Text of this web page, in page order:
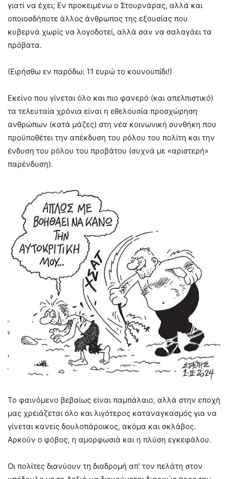
γιατί να έχει; Εν προκειμένω ο Στουρνάρας, αλλά και
οποιοσδήποτε άλλος άνθρωπος της εξουσίας που
κυβερνά χωρίς να λογοδοτεί, αλλά σαν να σαλαγάει τα
πρόβατα.
(Ειρήσθω εν παρόδω: 11 ευρώ το κουνουπίδι!)
Εκείνο που γίνεται όλο και πιο φανερό (και απελπιστικό)
τα τελευταία χρόνια είναι η εθελουσία προσχώρηση
ανθρώπων (κατά μάζες) στη νέα κοινωνική συνθήκη που
προϋποθέτει την απέκδυση του ρόλου του πολίτη και την
ένδυση του ρόλου του προβάτου (συχνά με «αριστερή»
παρένδυση).
Το φαινόμενο βεβαίως είναι παμπάλαιο, αλλά στην εποχή
μας χρειάζεται όλο και λιγότερος καταναγκασμός για να
γίνεται κανείς δουλοπάροικος, ακόμα και σκλάβος.
Αρκούν ο φόβος, η αμορφωσιά και η πλύση εγκεφάλου.
Οι πολίτες διανύουν τη διαδρομή απ’ τον πελάτη στον